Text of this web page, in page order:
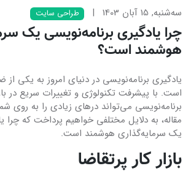
ﺳﻪشنبه, 15 آبان 1403 | طراحی سایت
چرا یادگیری برنامه‌نویسی یک
هوشمند است؟
یادگیری برنامه‌نویسی در دنیای امروز به یکی
است. با پیشرفت تکنولوژی و تغییرات سریع در
برنامه‌نویسی می‌تواند درهای زیادی را به روی
مقاله، به دلایل مختلفی خواهیم پرداخت که چرا
یک سرمایه‌گذاری هوشمند است.
بازار کار پرتقاضا